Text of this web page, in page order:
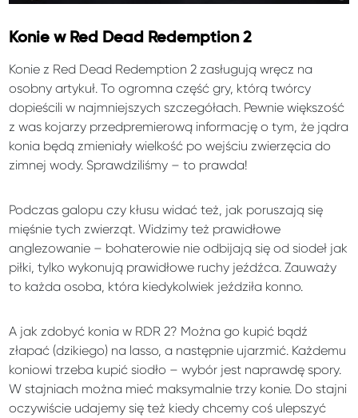
Konie w Red Dead Redemption2
Konie z Red Dead Redemption 2 zasługują wręcz na
osobny artykuł. To ogromna część gry, którą twórcy
dopieścili w najmniejszych szczegółach. Pewnie większość
z was kojarzy przedpremierową informację o tym, że jądra
konia będą zmieniały wielkość po wejściu zwierzęcia do
zimnej wody. Sprawdziliśmy – to prawda!
Podczas galopu czy kłusu widać też, jak poruszają się
mięśnie tych zwierząt. Widzimy też prawidłowe
anglezowanie – bohaterowie nie odbijają się od siodeł jak
piłki, tylko wykonują prawidłowe ruchy jeźdźca. Zauważy
to każda osoba, która kiedykolwiek jeździła konno.
A jak zdobyć konia w RDR 2? Można go kupić bądź
złapać (dzikiego) na lasso, a następnie ujarzmić. Każdemu
koniowi trzeba kupić siodło – wybór jest naprawdę spory.
W stajniach można mieć maksymalnie trzy konie. Do stajni
oczywiście udajemy się też kiedy chcemy coś ulepszyć